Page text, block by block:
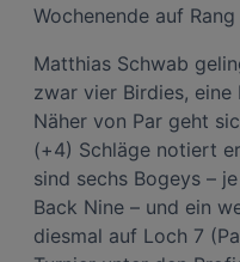
Wochenende auf
Matthias Schwab
zwar vier Birdies,
Näher von Par geht
(+4) Schläge notiert
sind sechs Bogeys –
Back Nine – und ein
diesmal auf Loch 7